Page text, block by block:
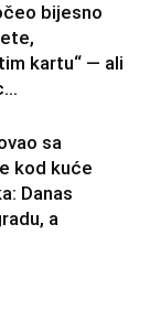
bijesno
kartu“ — ali
sa
kod kuće
Danas
a